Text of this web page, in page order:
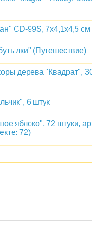
CD-99S, 7х4,1х4,5
(Путешествие)
дерева "Квадрат",
6 штук
яблоко", 72 штуки,
72)